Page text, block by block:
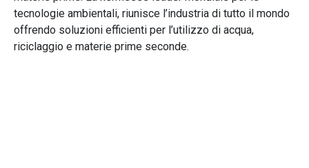
tecnologie ambientali, riunisce l’industria di tutto il mondo
offrendo soluzioni efficienti per l’utilizzo di acqua,
riciclaggio e materie prime seconde.